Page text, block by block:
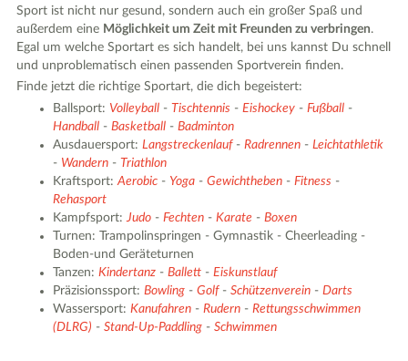
Sport ist nicht nur gesund, sondern auch ein großer Spaß und
außerdem eine Möglichkeit um Zeit mit Freunden zu verbringen.
Egal um welche Sportart es sich handelt, bei uns kannst Du schnell
und unproblematisch einen passenden Sportverein finden.
Finde jetzt die richtige Sportart, die dich begeistert:
Ballsport: Volleyball -Tischtennis -Eishockey -Fußball -
Handball -Basketball -Badminton
Ausdauersport:Langstreckenlauf-Radrennen -Leichtathletik
- Wandern -Triathlon
Kraftsport:Aerobic - Yoga -Gewichtheben -Fitness -
Rehasport
Kampfsport:Judo -Fechten -Karate -Boxen
Turnen: Trampolinspringen - Gymnastik - Cheerleading -
Boden-und Geräteturnen
Tanzen:Kindertanz -Ballett -Eiskunstlauf
Präzisionssport:Bowling -Golf-Schützenverein -Darts
Wassersport:Kanufahren -Rudern -Rettungsschwimmen
(DLRG) -Stand-Up-Paddling -Schwimmen